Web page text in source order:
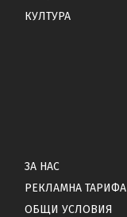
КУЛТУРА
ЗА НАС
РЕКЛАМНА ТАРИФА
ОБЩИ УСЛОВИЯ